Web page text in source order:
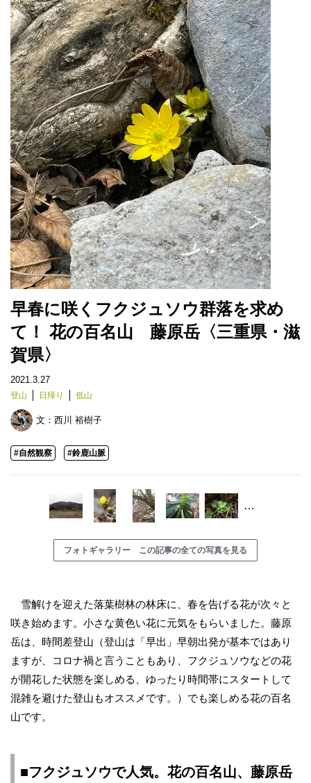
早春に咲くフクジュソウ群落を求め
て！ 花の百名山 藤原岳〈三重県・滋
賀県〉
2021.3.27
登山 日帰り 低山
文： 西川 裕樹子
#自然観察 #鈴鹿山脈
…
フォトギャラリー この記事の全ての写真を見る
雪解けを迎えた落葉樹林の林床に、春を告げる花が次々と
咲き始めます。小さな黄色い花に元気をもらいました。藤原
岳は、時間差登山（登山は「早出」早朝出発が基本ではあり
ますが、コロナ禍と言うこともあり、フクジュソウなどの花
が開花した状態を楽しめる、ゆったり時間帯にスタートして
混雑を避けた登山もオススメです。）でも楽しめる花の百名
山です。
■フクジュソウで人気。花の百名山、藤原岳